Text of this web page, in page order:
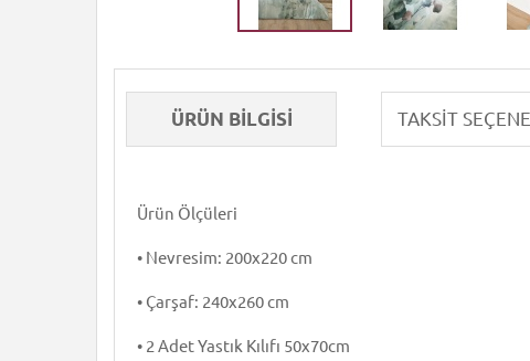
ÜRÜN BILGISI
Ürün Ölçüleri
• Nevresim: 200x220 cm
• Çarşaf: 240x260 cm
• 2 Adet Yastık Kılıfı 50x70cm